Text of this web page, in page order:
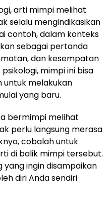
arti mimpi melihat
selalu mengindikasikan
contoh, dalam konteks
sebagai pertanda
dan kesempatan
mimpi ini bisa
untuk melakukan
yang baru.
bermimpi melihat
perlu langsung merasa
cobalah untuk
di balik mimpi tersebut.
yang ingin disampaikan
diri Anda sendiri